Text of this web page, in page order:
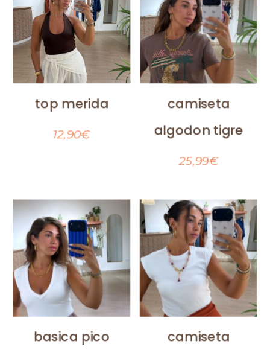
top merida
12,90€
camiseta
algodon tigre
25,99€
basica pico
camiseta